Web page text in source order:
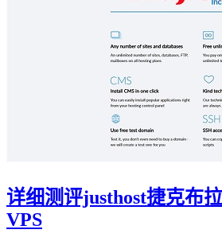
详细测评justhost捷克布
VPS